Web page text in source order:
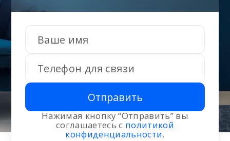
Отправить
Нажимая кнопку “Отправить” вы
соглашаетесь с политикой
конфиденциальности.